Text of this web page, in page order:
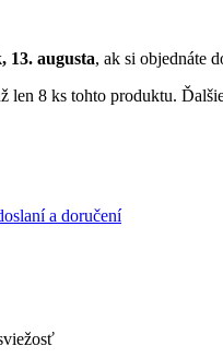
13. augusta, ak si objednáte
len 8 ks tohto produktu.
a doručení